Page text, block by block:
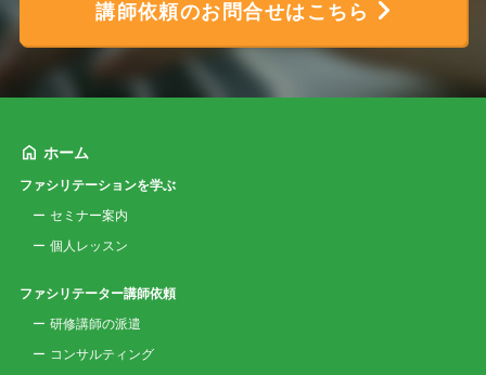
講師依頼のお問合せはこちら
ホーム
ファシリテーションを学ぶ
セミナー案内
個人レッスン
ファシリテーター講師依頼
研修講師の派遣
コンサルティング